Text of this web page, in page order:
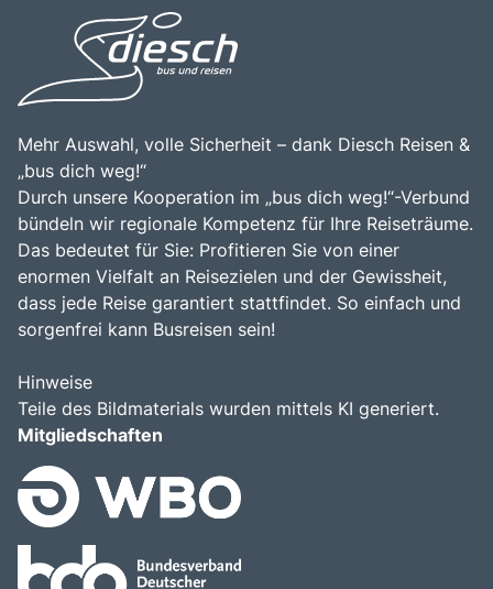
Küche und die faszinierende Kultur dieser einzigartigen
Region zu erleben. Die Kombination aus spektakulären
Landschaften, Outdoor-Abenteuern und kulturellen
Erlebnissen macht Tirol zu einem unvergesslichen Ziel für
Reisende.
Kombination aus atemberaubenden Landschaften, reicher
Geschichte und einer Vielzahl von Freizeitmöglichkeiten
macht Tirol zu einem unvergesslichen Erlebnis für alle, die
die Schönheit und Vielfalt dieser einzigartigen Region
Mehr Auswahl, volle Sicherheit – dank Diesch Reisen &
„bus dich weg!“
Durch unsere Kooperation im „bus dich weg!“-Verbund
bündeln wir regionale Kompetenz für Ihre Reiseträume.
Das bedeutet für Sie: Profitieren Sie von einer
enormen Vielfalt an Reisezielen und der Gewissheit,
dass jede Reise garantiert stattfindet. So einfach und
sorgenfrei kann Busreisen sein!
Hinweise
Teile des Bildmaterials wurden mittels KI generiert.
Mitgliedschaften